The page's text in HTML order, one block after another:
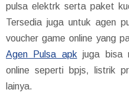
pulsa elektrk serta paket
Tersedia juga untuk agen
voucher game online yang
Agen Pulsa apkjuga bisa
online seperti bpjs, listrik
lainya.